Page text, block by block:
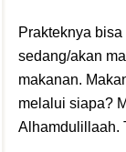
Prakteknya
sedang/akan
makanan.
melalui siapa?
Alhamdulillaah.